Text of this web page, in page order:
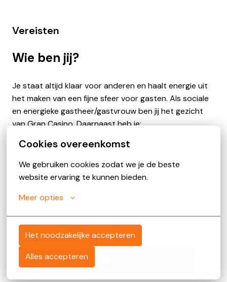
Cookies overeenkomst
We gebruiken cookies zodat we je de beste
website ervaring te kunnen bieden.
Meer opties
Het noodzakelijke accepteren
Alles accepteren
Vereisten
Wie ben jij?
Je staat altijd klaar voor anderen en haalt energie uit
het maken van een fijne sfeer voor gasten. Als sociale
en energieke gastheer/gastvrouw ben jij het gezicht
van Gran Casino. Daarnaast heb je:
Liefst enige ervaring in de horeca (bijvoorbeeld
barman/barvrouw, ober of serveerster) of in een
servicegerichte omgeving zoals een winkel of
kapsalon.